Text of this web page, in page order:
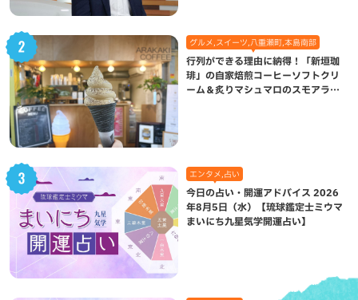
グルメ,スイーツ,八重瀬町,本島南部
行列ができる理由に納得！「新垣珈
琲」の自家焙煎コーヒーソフトクリ
ーム＆炙りマシュマロのスモアラテ
エンタメ,占い
今日の占い・開運アドバイス 2026
年8月5日（水）【琉球鑑定士ミウマ
まいにち九星気学開運占い】